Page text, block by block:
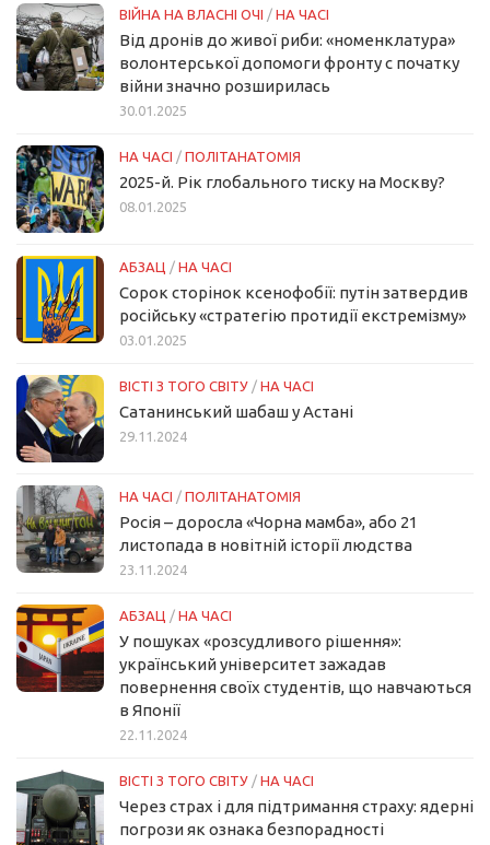
ВІЙНА НА ВЛАСНІ ОЧІ / НА ЧАСІ
Від дронів до живої риби: «номенклатура»
волонтерської допомоги фронту с початку
війни значно розширилась
30.01.2025
НА ЧАСІ / ПОЛІТАНАТОМІЯ
2025-й. Рік глобального тиску на Москву?
08.01.2025
АБЗАЦ / НА ЧАСІ
Сорок сторінок ксенофобії: путін затвердив
російську «стратегію протидії екстремізму»
03.01.2025
ВІСТІ З ТОГО СВІТУ / НА ЧАСІ
Сатанинський шабаш у Астані
29.11.2024
НА ЧАСІ / ПОЛІТАНАТОМІЯ
Росія – доросла «Чорна мамба», або 21
листопада в новітній історії людства
23.11.2024
АБЗАЦ / НА ЧАСІ
У пошуках «розсудливого рішення»:
український університет зажадав
повернення своїх студентів, що навчаються
в Японії
22.11.2024
ВІСТІ З ТОГО СВІТУ / НА ЧАСІ
Через страх і для підтримання страху: ядерні
погрози як ознака безпорадності